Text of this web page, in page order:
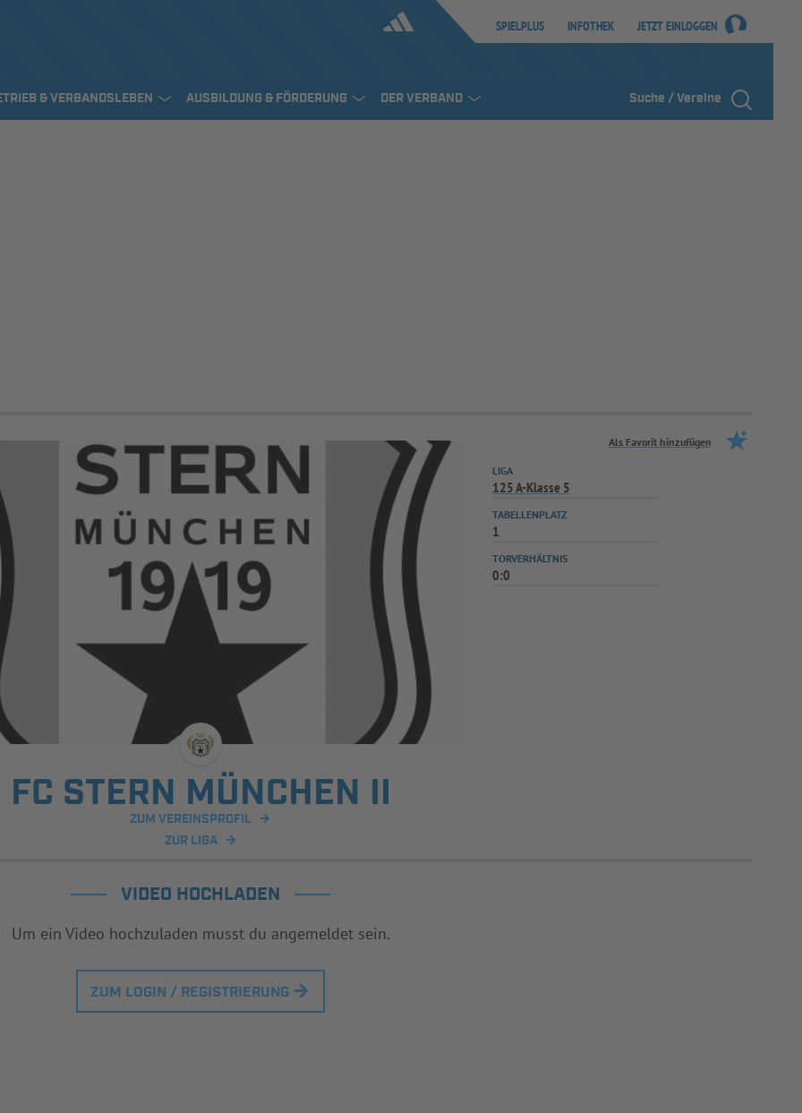
SPIELPLUS INFOTHEK JETZT EINLOGGEN
& VERBANDSLEBEN AUSBILDUNG & FÖRDERUNG DER VERBAND Suche / Vereine
Als Favorit hinzufügen
FC STERN MÜNCHEN II
ZUM VEREINSPROFIL
ZUR LIGA
LIGA
125 A-Klasse 5
TABELLENPLATZ
1
TORVERHÄLTNIS
0:0
VIDEO HOCHLADEN
Um ein Video hochzuladen musst du angemeldet sein.
ZUM LOGIN / REGISTRIERUNG